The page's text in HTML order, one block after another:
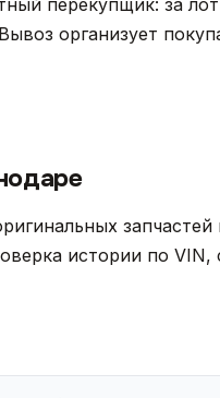
перекупщик: за
организует
истории по VIN,